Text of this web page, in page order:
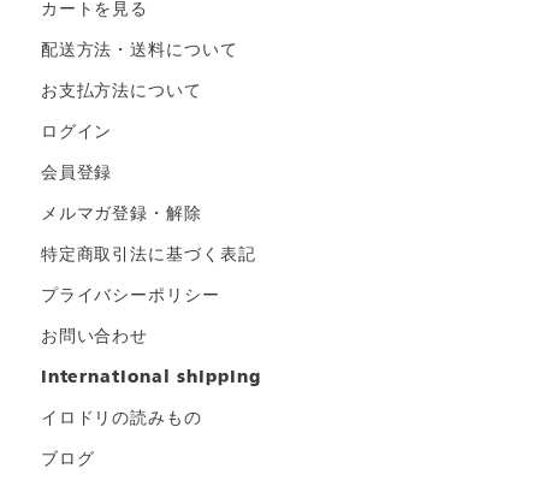
カートを見る
配送方法・送料について
お支払方法について
ログイン
会員登録
メルマガ登録・解除
特定商取引法に基づく表記
プライバシーポリシー
お問い合わせ
international shipping
イロドリの読みもの
ブログ